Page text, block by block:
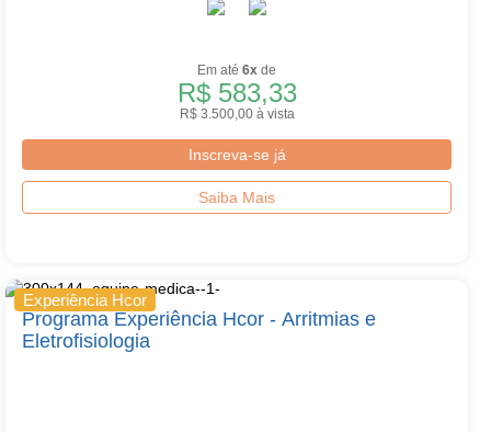
Em até 6x de
R$ 583,33
R$ 3.500,00 à vista
Inscreva-se já
Saiba Mais
Experiência Hcor
Programa Experiência Hcor - Arritmias e
Eletrofisiologia